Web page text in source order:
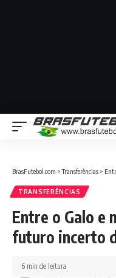
BrasFutebol.com >Transferências >
TRANSFERÊNCIAS
Entre o Galo e
futuro incerto
6 min de leitura